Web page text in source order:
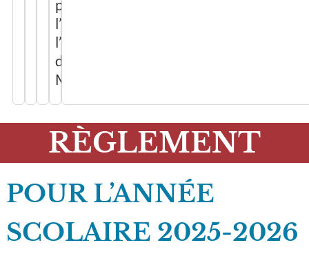
par
l’association
l’Ordre
de
Malte.
RÈGLEMENT
POUR L’ANNÉE
SCOLAIRE 2025-2026